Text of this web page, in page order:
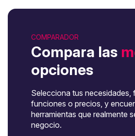
COMPARADOR
Compara las
opciones
Selecciona tus necesidades,
funciones o precios, y
herramientas que realmente
negocio.